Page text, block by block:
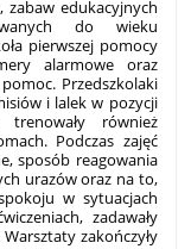
edukacyjnych
do wieku
pierwszej pomocy
alarmowe oraz
Przedszkolaki
i lalek w pozycji
również
Podczas zajęć
sposób reagowania
urazów oraz na to,
w sytuacjach
zadawały
zakończyły